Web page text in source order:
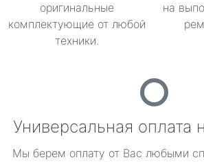
оригинальные
комплектующие от любой
техники.
на
Универсальная оплата
Мы берем оплату от Вас любыми